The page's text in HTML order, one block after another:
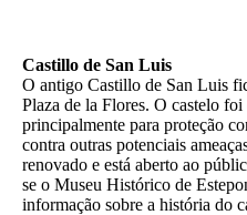
Castillo de San Luis
O antigo Castillo de San Luis
Plaza de la Flores. O castelo
principalmente para proteção
contra outras potenciais
renovado e está aberto ao
se o Museu Histórico de
informação sobre a história do